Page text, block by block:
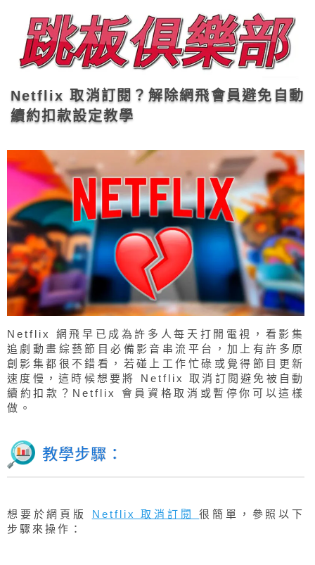
Netflix 取消訂閱？解除網飛會員避免自動
續約扣款設定教學
Netflix 網飛早已成為許多人每天打開電視，看影集
追劇動畫綜藝節目必備影音串流平台，加上有許多原
創影集都很不錯看，若碰上工作忙碌或覺得節目更新
速度慢，這時候想要將 Netflix 取消訂閱避免被自動
續約扣款？Netflix 會員資格取消或暫停你可以這樣
做。
教學步驟：
想要於網頁版 Netflix 取消訂閱很簡單，參照以下
步驟來操作：